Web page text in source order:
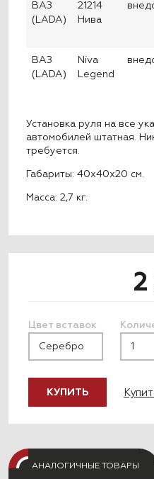
ВАЗ
(LADA)
21214
Нива
ВАЗ
(LADA)
Niva
Legend
Установка руля на все
автомобилей штатная.
требуется.
Габариты: 40x40x20 см.
Масса: 2,7 кг.
2
Цвет вставок
КУПИТЬ
АНАЛОГИЧНЫЕ ТОВАРЫ